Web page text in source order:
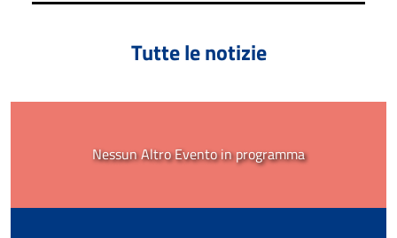
Tutte le notizie
Nessun Altro Evento in programma